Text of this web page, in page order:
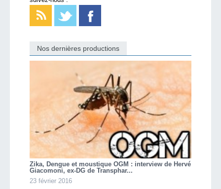
Nos dernières productions
Zika, Dengue et moustique OGM : interview de Hervé
Giacomoni, ex-DG de Transphar...
23 février 2016